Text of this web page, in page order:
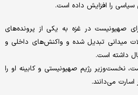
سیاسی را افزایش داده است.
صهیونیست در غزه به یکی از پرونده‌های
میدانی تبدیل شده و واکنش‌های داخلی و
داشته است.
نخست‌وزیر رژیم صهیونیستی و کابینه او را
می‌دانند.